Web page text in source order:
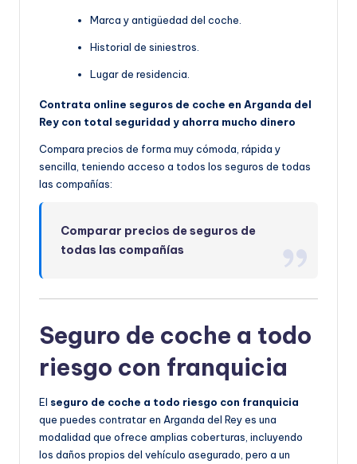
Marca y antigüedad del coche.
Historial de siniestros.
Lugar de residencia.
Contrata online seguros de coche en Arganda del
Rey con total seguridad y ahorra mucho dinero
Compara precios de forma muy cómoda, rápida y
sencilla, teniendo acceso a todos los seguros de todas
las compañías:
Comparar precios de seguros de
todas las compañías
Seguro de coche a todo
riesgo con franquicia
El seguro de coche a todo riesgo con franquicia
que puedes contratar en Arganda del Rey es una
modalidad que ofrece amplias coberturas, incluyendo
los daños propios del vehículo asegurado, pero a un